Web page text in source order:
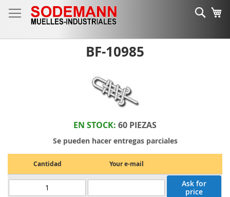
al
contenido
BF-10985
EN STOCK: 60 PIEZAS
Se pueden hacer entregas parciales
Cantidad Your e-mail
Ask for
price